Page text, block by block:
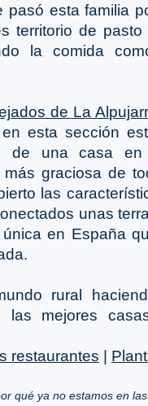
pasó esta familia
territorio de
la comida
de La
esta sección
de una casa en
graciosa de
las
unas
en España
rural
las mejores
restaurantes
qué ya no estamos en